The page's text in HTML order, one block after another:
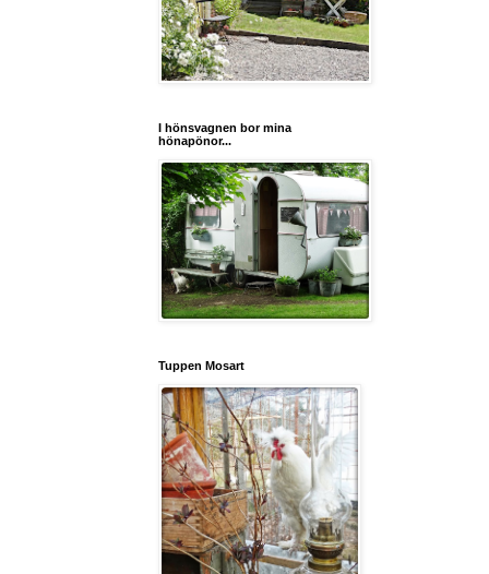
I hönsvagnen bor mina
hönapönor...
Tuppen Mosart